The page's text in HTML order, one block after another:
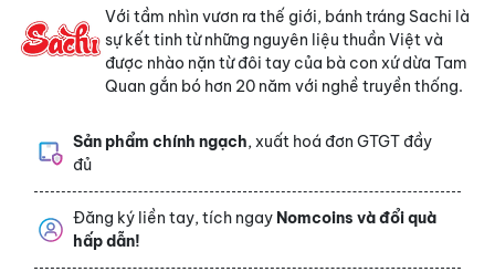
Với tầm nhìn vươn ra thế giới, bánh tráng Sachi là
sự kết tinh từ những nguyên liệu thuần Việt và
được nhào nặn từ đôi tay của bà con xứ dừa Tam
Quan gắn bó hơn 20 năm với nghề truyền thống.
Sản phẩm chính ngạch, xuất hoá đơn GTGT đầy
đủ
Đăng ký liền tay, tích ngay Nomcoins và đổi quà
hấp dẫn!